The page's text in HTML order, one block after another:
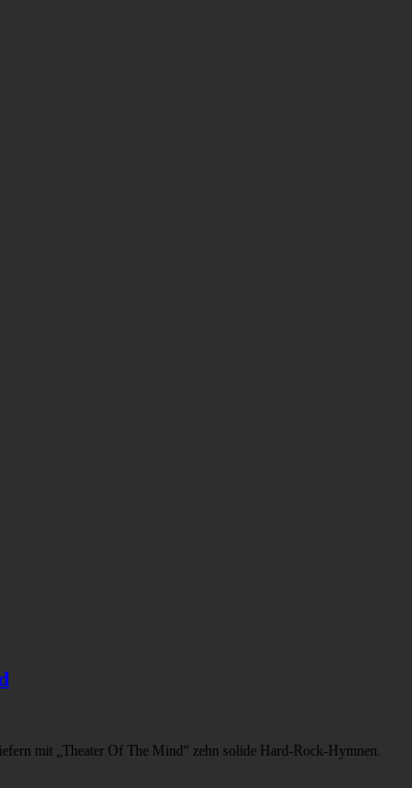
mit „Theater Of The Mind“ zehn solide Hard-Rock-Hymnen.